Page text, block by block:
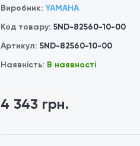
Виробник: YAMAHA
Код товару: 5ND-82560-10-00
Артикул: 5ND-82560-10-00
Наявність: В наявності
4 343 грн.